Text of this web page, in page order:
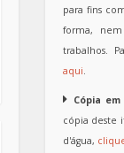
para fins
forma,
trabalhos.
aqui.
Cópia
cópia deste
d'água,